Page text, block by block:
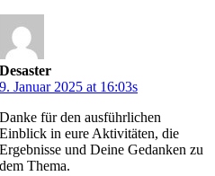
Desaster
9. Januar 2025 at 16:03s
Danke für den ausführlichen
Einblick in eure Aktivitäten, die
Ergebnisse und Deine Gedanken zu
dem Thema.